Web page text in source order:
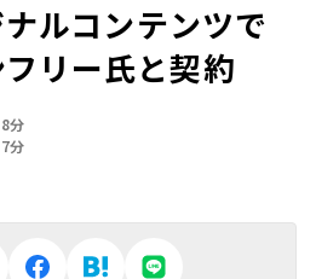
ルコンテンツで
フリー氏と契約
分
分